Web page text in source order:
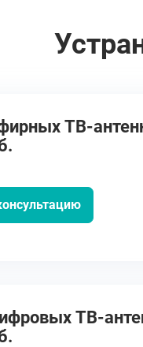
ТВ-
ТВ-